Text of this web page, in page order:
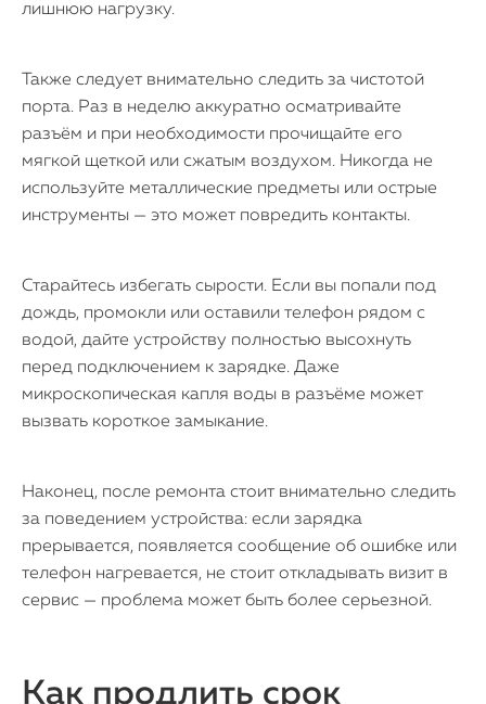
лишнюю нагрузку.
Также следует внимательно следить за чистотой
порта. Раз в неделю аккуратно осматривайте
разъём и при необходимости прочищайте его
мягкой щеткой или сжатым воздухом. Никогда не
используйте металлические предметы или острые
инструменты — это может повредить контакты.
Старайтесь избегать сырости. Если вы попали под
дождь, промокли или оставили телефон рядом с
водой, дайте устройству полностью высохнуть
перед подключением к зарядке. Даже
микроскопическая капля воды в разъёме может
вызвать короткое замыкание.
Наконец, после ремонта стоит внимательно следить
за поведением устройства: если зарядка
прерывается, появляется сообщение об ошибке или
телефон нагревается, не стоит откладывать визит в
сервис — проблема может быть более серьезной.
Как продлить срок